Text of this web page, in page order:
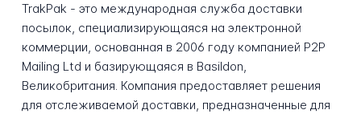
TrakPak - это международная служба доставки
посылок, специализирующаяся на электронной
коммерции, основанная в 2006 году компанией P2P
Mailing Ltd и базирующаяся в Basildon,
Великобритания. Компания предоставляет решения
для отслеживаемой доставки, предназначенные для